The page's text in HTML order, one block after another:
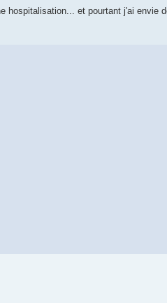
hospitalisation... et pourtant j'ai envie